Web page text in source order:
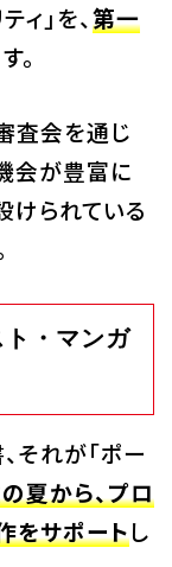
」を、第一
。
査会を通じ
会が豊富に
けられている
・マンガ
それが「ポー
夏から、プロ
をサポートし